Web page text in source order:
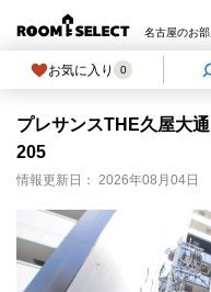
名古屋のお
お気に入り 0
プレサンスTHE久屋大
205
情報更新日： 2026年08月04日